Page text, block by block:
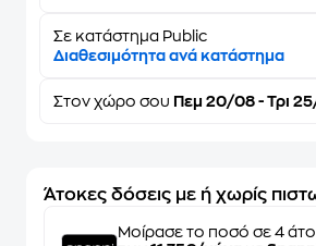
Σε κατάστημα Public
Διαθεσιμότητα ανά κατάστημα
Στον χώρο σου Πεμ 20/08 - Τρι
Άτοκες δόσεις με ή χωρίς
Μοίρασε το ποσό σε 4